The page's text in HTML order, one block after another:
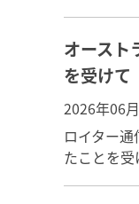
オースト
を受けて
2026年06
ロイター
たことを受